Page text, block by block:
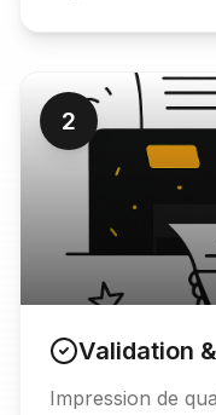
2
Validation
Impression de